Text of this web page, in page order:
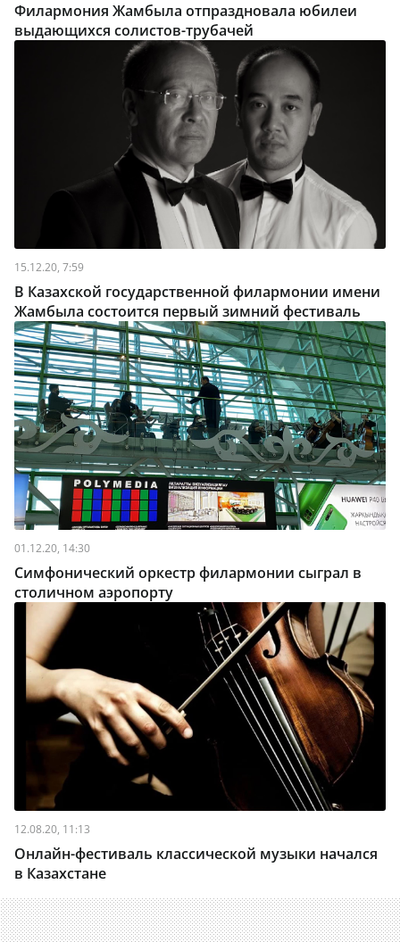
Филармония Жамбыла отпраздновала юбилеи
выдающихся солистов-трубачей
15.12.20, 7:59
В Казахской государственной филармонии имени
Жамбыла состоится первый зимний фестиваль
01.12.20, 14:30
Симфонический оркестр филармонии сыграл в
столичном аэропорту
12.08.20, 11:13
Онлайн-фестиваль классической музыки начался
в Казахстане